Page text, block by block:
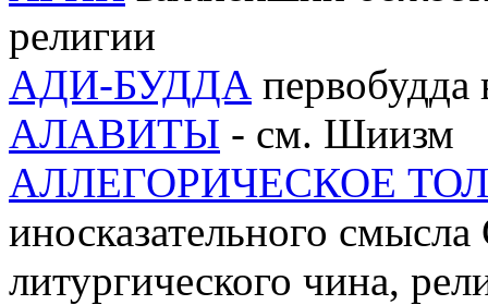
религии
АДИ-БУДДА
АЛАВИТЫ - см. Шиизм
АЛЛЕГОРИЧЕСКОЕ
иносказательного
литургического чина,